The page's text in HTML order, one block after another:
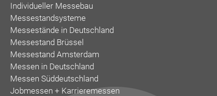
Individueller Messebau
Messestandsysteme
Messestände in Deutschland
Messestand Brüssel
Messestand Amsterdam
Messen in Deutschland
Messen Süddeutschland
Jobmessen + Karrieremessen